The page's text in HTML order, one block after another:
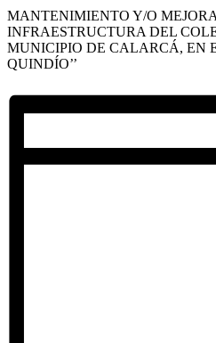
MANTENIMIENTO Y/O
INFRAESTRUCTURA DEL
MUNICIPIO DE CALARCÁ, EN
QUINDÍO’’